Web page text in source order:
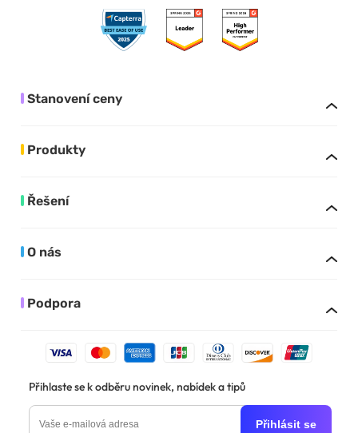
Stanovení ceny
Produkty
Řešení
O nás
Podpora
Přihlaste se k odběru novinek, nabídek a tipů
Přihlásit se